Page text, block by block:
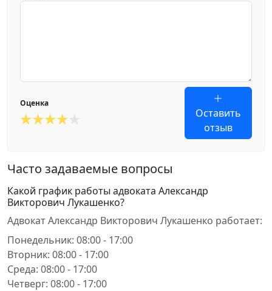
Оценка
Оставить
отзыв
Часто задаваемые вопросы
Какой график работы адвоката Александр
Викторович Лукашенко?
Адвокат Александр Викторович Лукашенко работает:
Понедельник: 08:00 - 17:00
Вторник: 08:00 - 17:00
Среда: 08:00 - 17:00
Четверг: 08:00 - 17:00